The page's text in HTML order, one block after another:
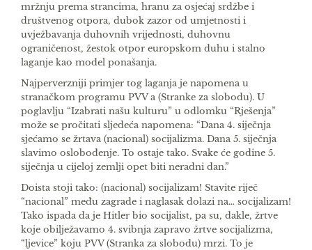
mržnju prema strancima, hra­nu za osjećaj srdžbe i
društvenog otpora, dubok zazor od umjetnosti i
uvježbavanja duhovnih vrije­dnosti, duhovnu
ograničenost, žestok otpor europ­skom duhu i stalno
laganje kao model ponašanja.
Najperverzniji primjer tog laganja je napomena u
stranačkom programu PVV­ a (Stranke za slobo­du). U
poglavlju “Izabrati našu kulturu” u odlomku “Rješenja”
može se pročitati sljedeća napomena: “Dana 4. siječnja
sjećamo se žrtava (nacional) so­cijalizma. Dana 5. siječnja
slavimo oslobođenje. To ostaje tako. Svake će godine 5.
siječnja u cijeloj zemlji opet biti neradni dan.”
Doista stoji tako: (nacional) socijalizam! Stavite riječ
“nacional” među zagrade i naglasak dolazi na… socijalizam!
Tako ispada da je Hitler bio so­cijalist, pa su, dakle, žrtve
koje obilježavamo 4. svi­bnja zapravo žrtve socijalizma,
“ljevice” koju PVV(Stranka za slobodu) mrzi. To je